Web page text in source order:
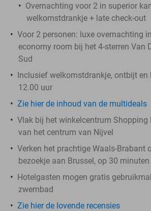
Overnachting voor 2 in superior
welkomstdrankje + late check-out
Voor 2 personen: luxe overnachting
economy room bij het 4-sterren Van
Sud
Inclusief welkomstdrankje, ontbijt en
12.00 uur
Zie hier de inhoud van de multideals
Vlak bij het winkelcentrum Shopping
van het centrum van Nijvel
Verken het prachtige Waals-Brabant
bezoekje aan Brussel, op 30
Hotelgasten mogen gratis
zwembad
Zie hier de lovende recensies